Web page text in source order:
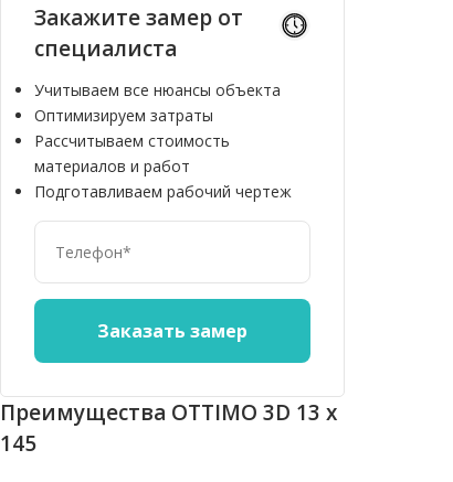
10%
Закажите замер от
специалиста
Учитываем все нюансы объекта
Оптимизируем затраты
Рассчитываем стоимость
материалов и работ
Подготавливаем рабочий чертеж
Преимущества OTTIMO 3D 13 х
145